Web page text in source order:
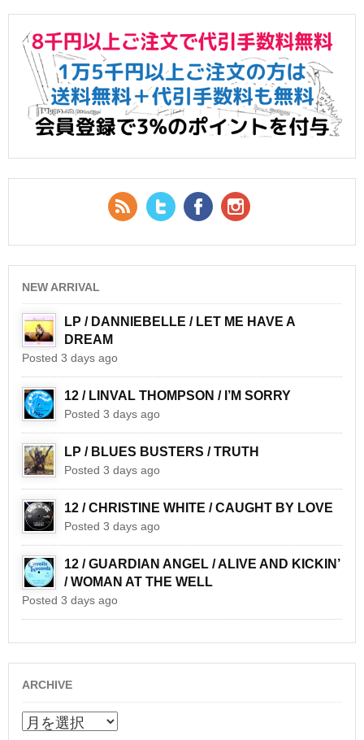
RSS Feed
Twitter Facebook
NEW ARRIVAL
LP / DANNIEBELLE / LET ME HAVE A
DREAM
Posted 3 days ago
12 / LINVAL THOMPSON / I’M SORRY
Posted 3 days ago
LP / BLUES BUSTERS / TRUTH
Posted 3 days ago
12 / CHRISTINE WHITE / CAUGHT BY LOVE
Posted 3 days ago
12 / GUARDIAN ANGEL / ALIVE AND KICKIN’
/ WOMAN AT THE WELL
Posted 3 days ago
ARCHIVE
ARCHIVE